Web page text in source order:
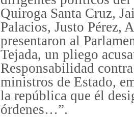
Quiroga Santa Cruz,
Palacios, Justo Pérez,
presentaron al
Tejada, un pliego
Responsabilidad
ministros de Estado,
la república que él
órdenes…”.